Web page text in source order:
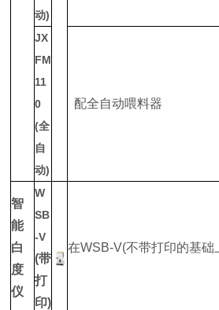
动)
JX
FM
11
0
(全
自
动)
配全自动喂料器
智
能
白
度
仪
W
SB
-V
(带
打
印)
在WSB-V(不带打印的基础